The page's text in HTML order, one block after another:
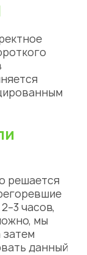
решается
часов,
мы
затем
данный